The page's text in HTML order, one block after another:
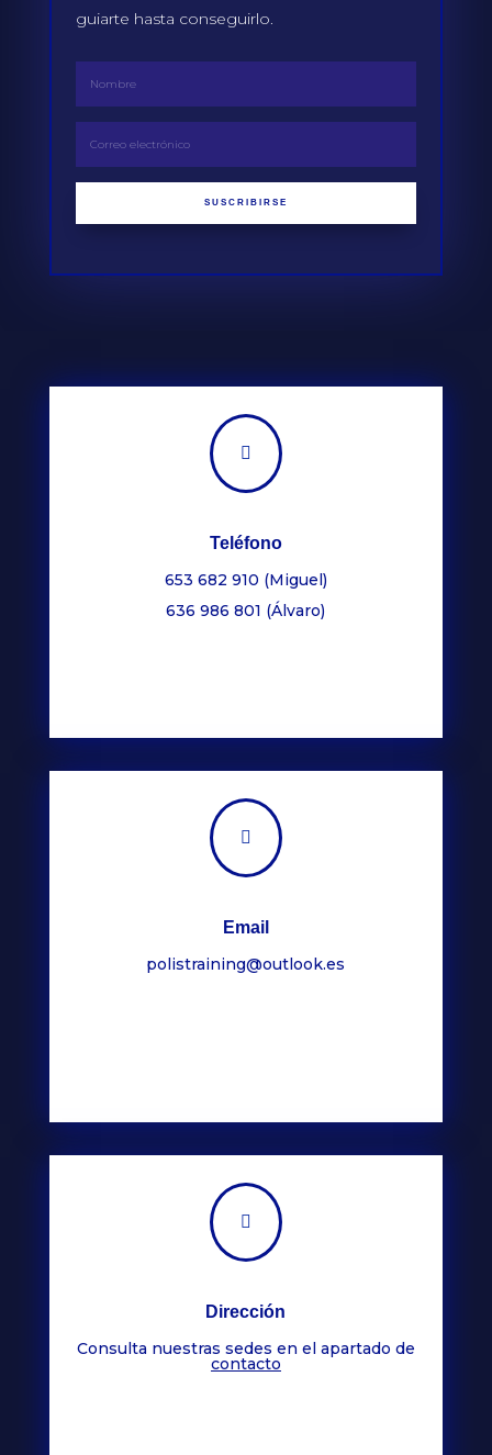
guiarte hasta conseguirlo.
SUSCRIBIRSE

Teléfono
653 682 910 (Miguel)
636 986 801 (Álvaro)

Email
polistraining@outlook.es

Dirección
Consulta nuestras sedes en el apartado de
contacto